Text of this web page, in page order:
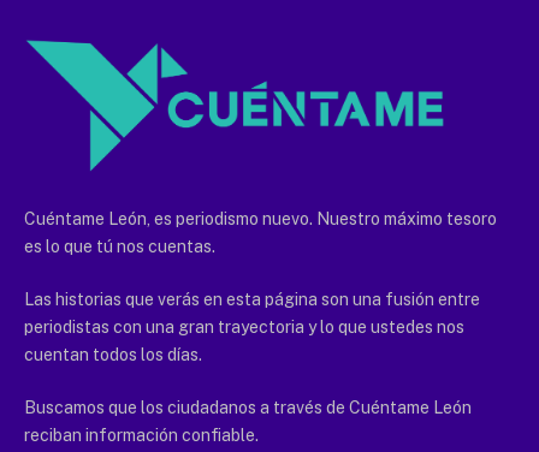
Cuéntame León, es periodismo nuevo. Nuestro máximo tesoro
es lo que tú nos cuentas.
Las historias que verás en esta página son una fusión entre
periodistas con una gran trayectoria y lo que ustedes nos
cuentan todos los días.
Buscamos que los ciudadanos a través de Cuéntame León
reciban información confiable.